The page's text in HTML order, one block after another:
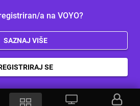
a na VOYO?
SAZNAJ VIŠE
SE